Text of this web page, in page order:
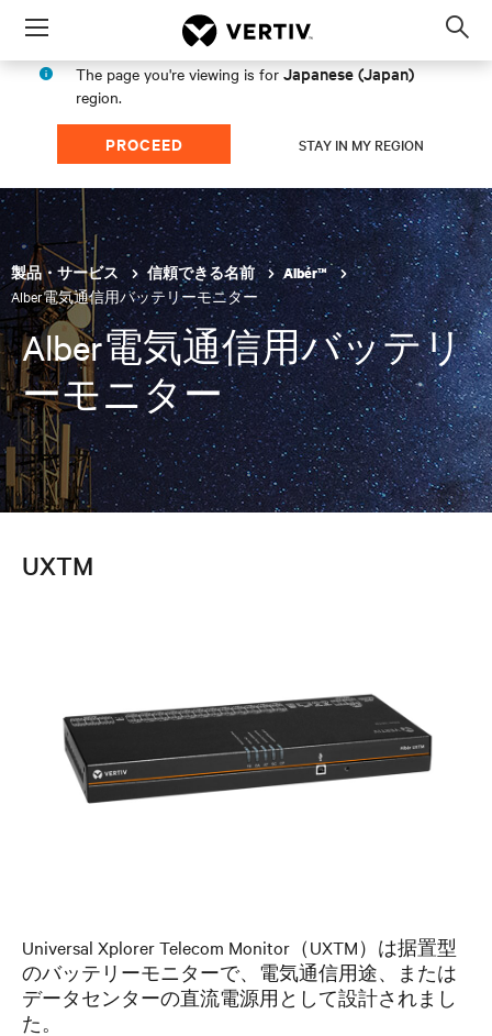
Menu
The page you're viewing is for Japanese (Japan)
region.
PROCEED STAY IN MY REGION
製品・サービス 信頼できる名前 Albér™
Alber電気通信用バッテリーモニター
Alber電気通信用バッテリ
ーモニター
UXTM
Universal Xplorer Telecom Monitor（UXTM）は据置型
のバッテリーモニターで、電気通信用途、または
データセンターの直流電源用として設計されまし
た。